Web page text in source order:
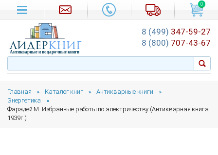
Главная » Каталог книг » Антикварные книги »
Энергетика »
Фарадей М. Избранные работы по электричеству (Антикварная книга
1939г.)
0
лидеркниг
Антикварные и подарочные книги
8 (499) 347-59-27
8 (800) 707-43-67